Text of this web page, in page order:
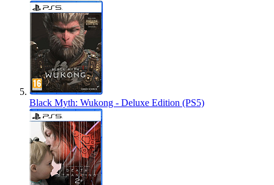
Black Myth: Wukong - Deluxe Edition (PS5)